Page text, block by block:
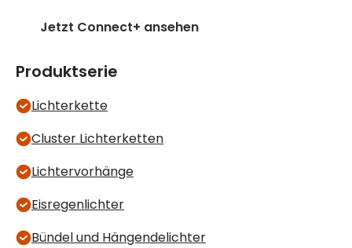
Jetzt Connect+ ansehen
Produktserie
Lichterkette
Cluster Lichterketten
Lichtervorhänge
Eisregenlichter
Bündel und Hängendelichter